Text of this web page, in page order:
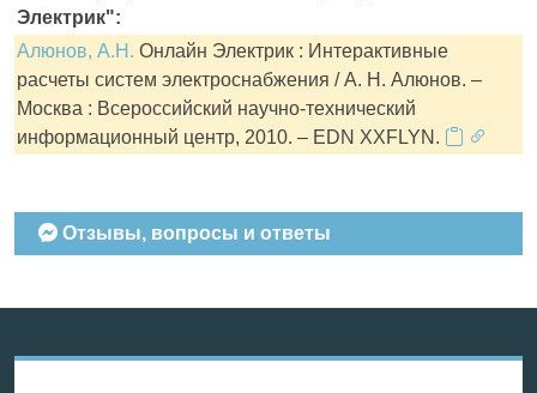
Электрик":
Алюнов, А.Н. Онлайн Электрик : Интерактивные
расчеты систем электроснабжения / А. Н. Алюнов. –
Москва : Всероссийский научно-технический
информационный центр, 2010. – EDN XXFLYN.
Отзывы, вопросы и ответы